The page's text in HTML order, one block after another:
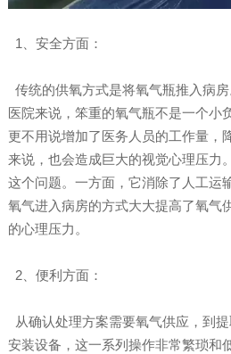
1、安全方面：
传统的供氧方式是将氧气瓶推入病
医院来说，笨重的氧气瓶不是一个小
更不用说增加了医务人员的工作量，
来说，也会造成巨大的视觉心理压力
这个问题。一方面，它消除了人工运
氧气进入病房的方式大大提高了氧气
的心理压力。
2、便利方面：
从确认处理方案需要氧气供应，到
安装设备，这一系列操作非常繁琐和